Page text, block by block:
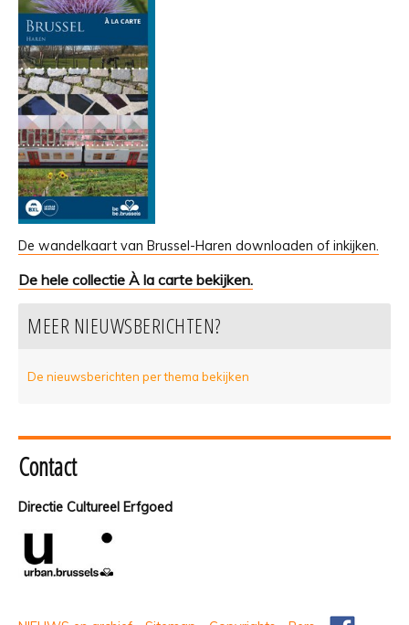
De wandelkaart van Brussel-Haren downloaden of inkijken.
De hele collectie À la carte bekijken.
MEER NIEUWSBERICHTEN?
De nieuwsberichten per thema bekijken
Contact
Directie Cultureel Erfgoed